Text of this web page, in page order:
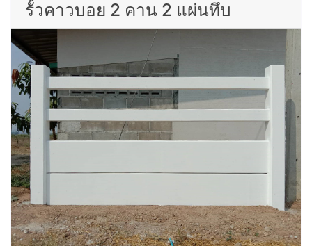
รั้วคาวบอย 2 คาน 2 แผ่นทึบ